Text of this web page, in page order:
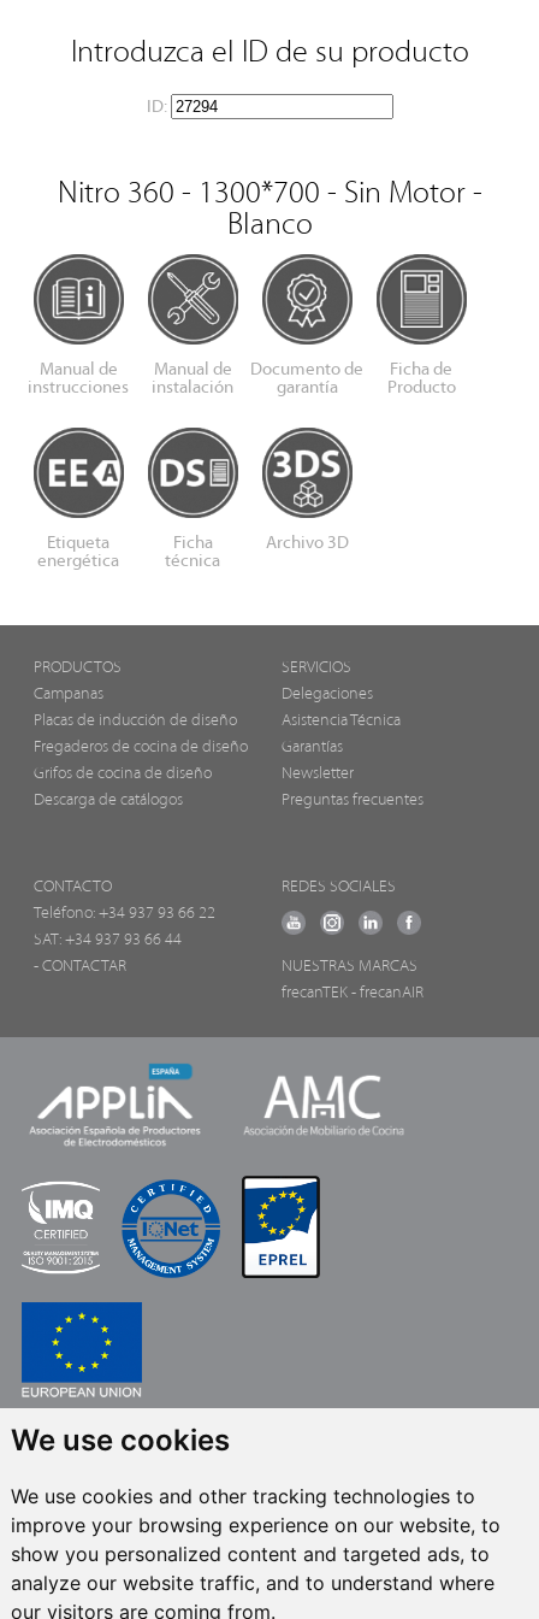
We use cookies
We use cookies and other tracking technologies to
improve your browsing experience on our website, to
show you personalized content and targeted ads, to
analyze our website traffic, and to understand where
our visitors are coming from.
Introduzca el ID de su producto
ID:
Nitro 360 - 1300*700 - Sin Motor -
Blanco
Manual de
instrucciones
Manual de
instalación
Documento de
garantía
Ficha de
Producto
Etiqueta
energética
Ficha
técnica
Archivo 3D
PRODUCTOS
Campanas
Placas de inducción de diseño
Fregaderos de cocina de diseño
Grifos de cocina de diseño
Descarga de catálogos
SERVICIOS
Delegaciones
Asistencia Técnica
Garantías
Newsletter
Preguntas frecuentes
CONTACTO
Teléfono: +34 937 93 66 22
SAT: +34 937 93 66 44
- CONTACTAR
REDES SOCIALES
NUESTRAS MARCAS
frecanTEK - frecanAIR
FONDO EUROPEO DE DESARROLLO REGIONAL
FRECAN S.L.U.en el marco del Programa ICEX Next, ha contado con el apoyo
de ICEX y con la cofinanciación del fondo europeo FEDER. La finalidad de
este apoyo es contribuir al desarrollo internacional de la empresa y de su
entorno.